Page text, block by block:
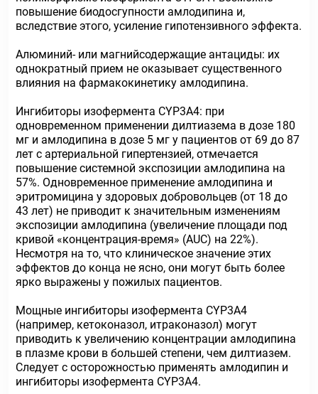
повышение биодосгупности амлодипина и,
вследствие этого, усиление гипотензивного эффекта.
Алюминий- или магнийсодержащие антациды: их
однократный прием не оказывает существенного
влияния на фармакокинетику амлодипина.
Ингибиторы изофермента СYР3А4: при
одновременном применении дилтиазема в дозе 180
мг и амлодипина в дозе 5 мг у пациентов от 69 до 87
лет с артериальной гипертензией, отмечается
повышение системной экспозиции амлодипина на
57%. Одновременное применение амлодипина и
эритромицина у здоровых добровольцев (от 18 до
43 лет) не приводит к значительным изменениям
экспозиции амлодипина (увеличение площади под
кривой «концентрация-время» (AUC) на 22%).
Несмотря на то, что клиническое значение этих
эффектов до конца не ясно, они могут быть более
ярко выражены у пожилых пациентов.
Мощные ингибиторы изофермента СYР3А4
(например, кетоконазол, итраконазол) могут
приводить к увеличению концентрации амлодипина
в плазме крови в большей степени, чем дилтиазем.
Следует с осторожностью применять амлодипин и
ингибиторы изофермента СYР3А4.